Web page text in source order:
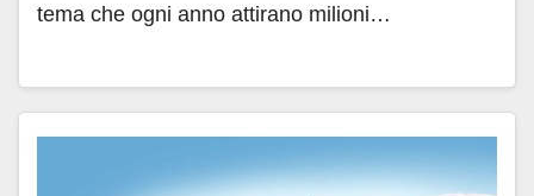
tema che ogni anno attirano milioni…